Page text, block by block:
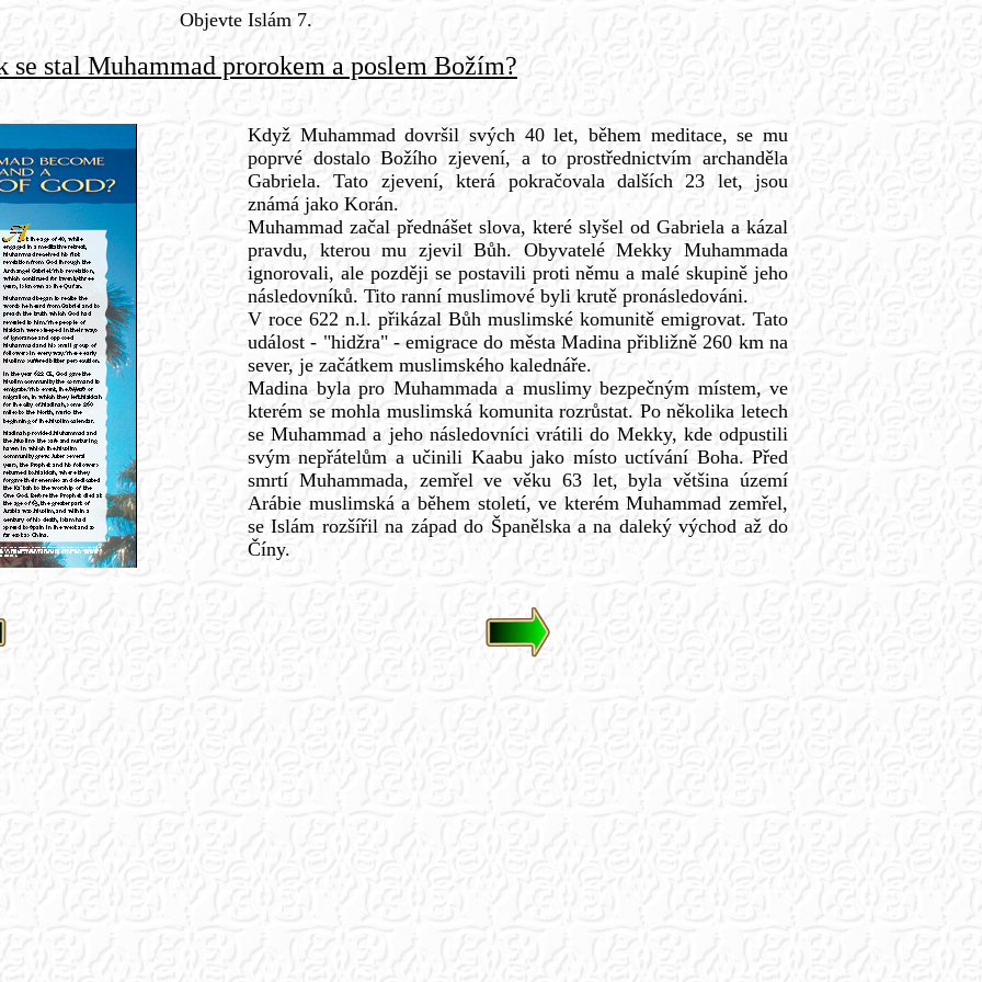
Objevte Islám 7.
se stal Muhammad prorokem a poslem Božím?
Když Muhammad dovršil svých 40 let, během meditace, se mu
poprvé dostalo Božího zjevení, a to prostřednictvím archanděla
Gabriela. Tato zjevení, která pokračovala dalších 23 let, jsou
známá jako Korán.
Muhammad začal přednášet slova, které slyšel od Gabriela a kázal
pravdu, kterou mu zjevil Bůh. Obyvatelé Mekky Muhammada
ignorovali, ale později se postavili proti němu a malé skupině jeho
následovníků. Tito ranní muslimové byli krutě pronásledováni.
V roce 622 n.l. přikázal Bůh muslimské komunitě emigrovat. Tato
událost - "hidžra" - emigrace do města Madina přibližně 260 km na
sever, je začátkem muslimského kalednáře.
Madina byla pro Muhammada a muslimy bezpečným místem, ve
kterém se mohla muslimská komunita rozrůstat. Po několika letech
se Muhammad a jeho následovníci vrátili do Mekky, kde odpustili
svým nepřátelům a učinili Kaabu jako místo uctívání Boha. Před
smrtí Muhammada, zemřel ve věku 63 let, byla většina území
Arábie muslimská a během století, ve kterém Muhammad zemřel,
se Islám rozšířil na západ do Španělska a na daleký východ až do
Číny.